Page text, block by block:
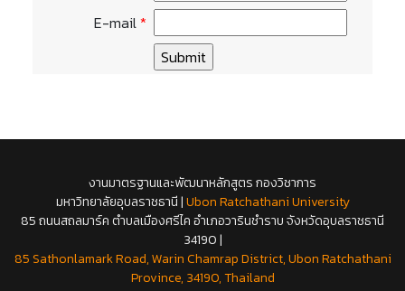
E-mail*
งานมาตรฐานและพัฒนาหลักสูตร กองวิชาการ
มหาวิทยาลัยอุบลราชธานี |Ubon Ratchathani University
85 ถนนสถลมาร์ค ตำบลเมืองศรีไค อำเภอวารินชำราบ จังหวัดอุบลราชธานี
34190 |
85 Sathonlamark Road, Warin Chamrap District, Ubon Ratchathani
Province, 34190, Thailand